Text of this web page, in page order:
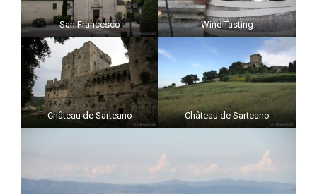
San Francesco Wine Tasting
Château de Sarteano Château de Sarteano